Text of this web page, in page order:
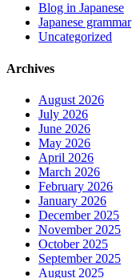
Blog in Japanese
Japanese grammar
Uncategorized
Archives
August 2026
July 2026
June 2026
May 2026
April 2026
March 2026
February 2026
January 2026
December 2025
November 2025
October 2025
September 2025
August 2025